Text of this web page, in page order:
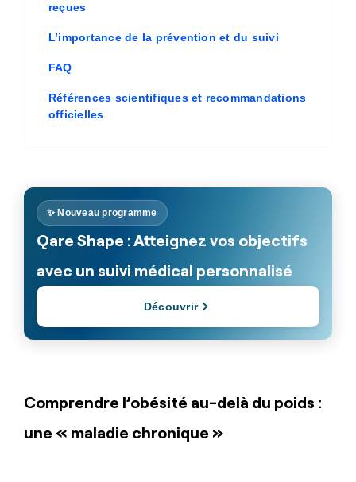
reçues
L’importance de la prévention et du suivi
FAQ
Références scientifiques et recommandations
officielles
✨ Nouveau programme
Qare Shape : Atteignez vos objectifs
avec un suivi médical personnalisé
Découvrir
Comprendre l’obésité au-delà du poids :
une « maladie chronique »